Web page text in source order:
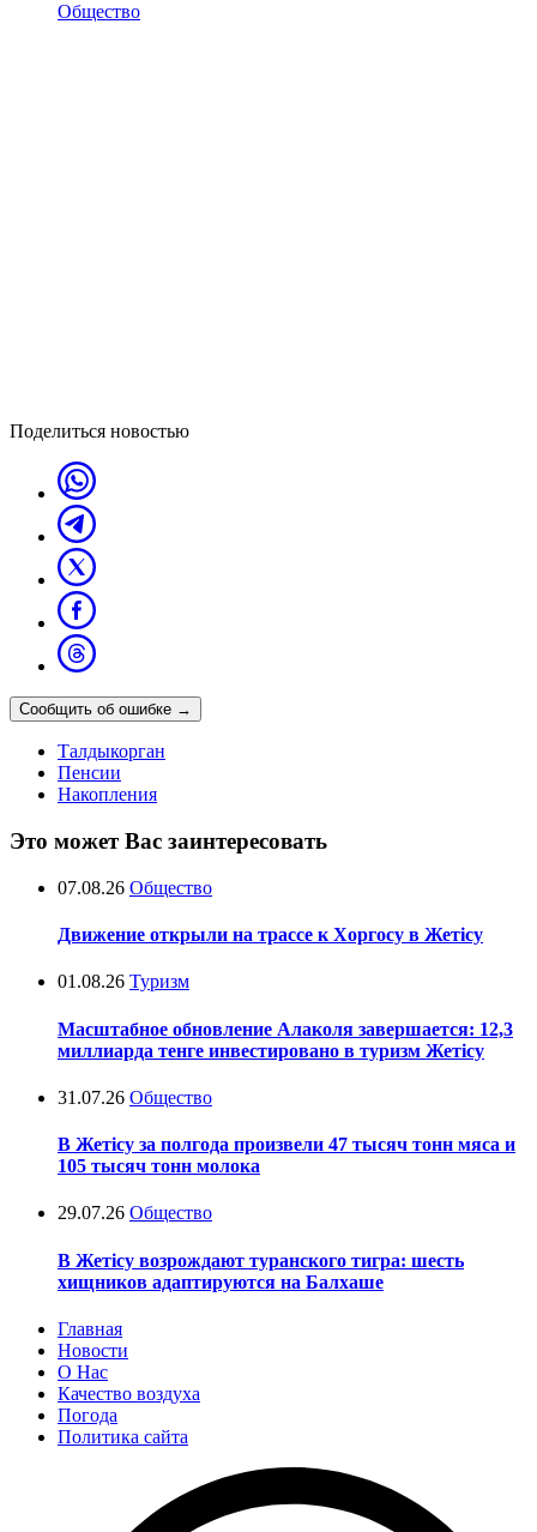
Общество
Поделиться новостью
Сообщить об ошибке →
Талдыкорган
Пенсии
Накопления
Это может Вас заинтересовать
07.08.26 Общество
Движение открыли на трассе к Хоргосу в Жетісу
01.08.26 Туризм
Масштабное обновление Алаколя завершается: 12,3
миллиарда тенге инвестировано в туризм Жетісу
31.07.26 Общество
В Жетісу за полгода произвели 47 тысяч тонн мяса и
105 тысяч тонн молока
29.07.26 Общество
В Жетісу возрождают туранского тигра: шесть
хищников адаптируются на Балхаше
Главная
Новости
О Нас
Качество воздуха
Погода
Политика сайта